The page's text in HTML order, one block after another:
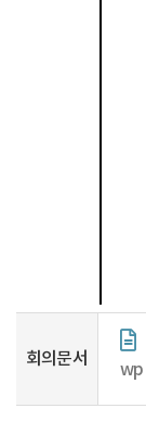
회의문서
wp